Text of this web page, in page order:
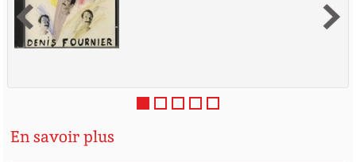
En savoir plus